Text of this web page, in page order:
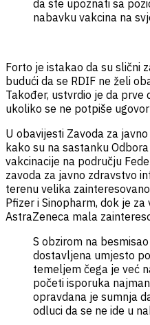
da ste upoznati sa
nabavku vakcina na
Forto je istakao da su slični
budući da se RDIF ne želi
Također, ustvrdio je da
ukoliko se ne potpiše
U obavijesti Zavoda za
kako su na sastanku
vakcinacije na području
zavoda za javno zdravstvo
terenu velika
Pfizer i Sinopharm, dok je za
AstraZeneca mala
S obzirom na
dostavljena umjesto
temeljem čega je već
početi isporuka
opravdana je sumnja
odluci da se ne ide u